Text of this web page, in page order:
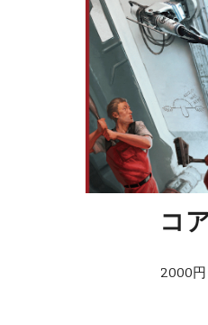
コ
2000円